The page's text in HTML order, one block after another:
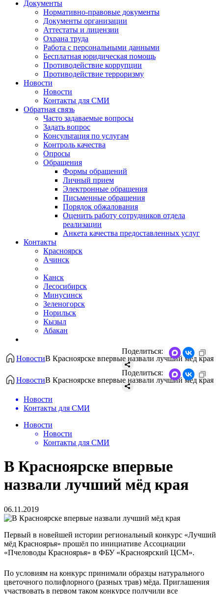
Документы
Нормативно-правовые документы
Документы организации
Аттестаты и лицензии
Охрана труда
Работа с персональными данными
Бесплатная юридическая помощь
Противодействие коррупции
Противодействие терроризму
Новости
Новости
Контакты для СМИ
Обратная связь
Часто задаваемые вопросы
Задать вопрос
Консультация по услугам
Контроль качества
Опросы
Обращения
Формы обращений
Личный прием
Электронные обращения
Письменные обращения
Порядок обжалования
Оценить работу сотрудников отдела
реализации
Анкета качества предоставленных услуг
Контакты
Красноярск
Ачинск
Канск
Лесосибирск
Минусинск
Зеленогорск
Норильск
Кызыл
Абакан
НовостиВ Красноярске впервые назвали лучший мёд края
Поделиться:
НовостиВ Красноярске впервые назвали лучший мёд края
Поделиться:
Новости
Контакты для СМИ
Новости
Новости
Контакты для СМИ
В Красноярске впервые
назвали лучший мёд края
06.11.2019
Первый в новейшей истории региональный конкурс «Лучший
мёд Красноярья» прошёл по инициативе Ассоциации
«Пчеловоды Красноярья» в ФБУ «Красноярский ЦСМ».
По условиям на конкурс принимали образцы натурального
цветочного полифлорного (разных трав) мёда. Приглашения
участвовать в первом таком конкурсе получили все